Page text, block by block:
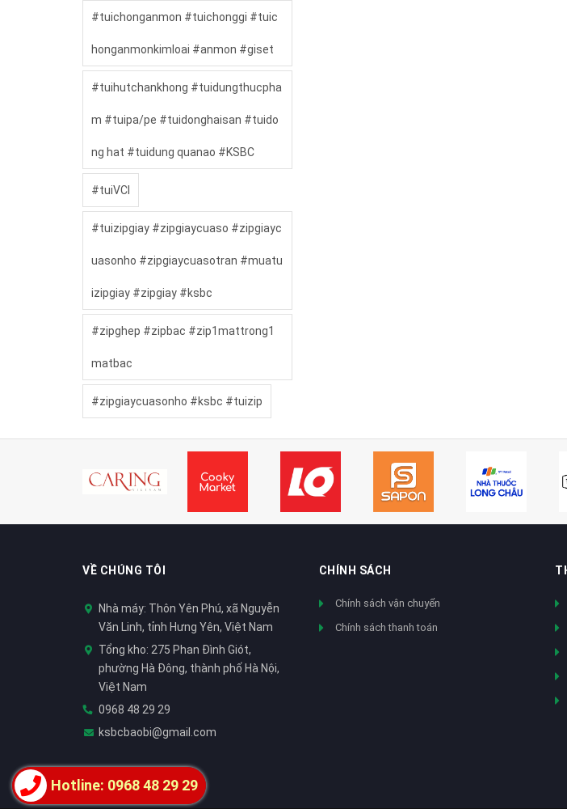
#tuichonganmon #tuichonggi #tuic
honganmonkimloai #anmon #giset
#tuihutchankhong #tuidungthucpha
m #tuipa/pe #tuidonghaisan #tuido
ng hat #tuidung quanao #KSBC
#tuiVCI
#tuizipgiay #zipgiaycuaso #zipgiayc
uasonho #zipgiaycuasotran #muatu
izipgiay #zipgiay #ksbc
#zipghep #zipbac #zip1mattrong1
matbac
#zipgiaycuasonho #ksbc #tuizip
VỀ CHÚNG TÔI
Nhà máy: Thôn Yên Phú, xã Nguyễn
Văn Linh, tỉnh Hưng Yên, Việt Nam
Tổng kho: 275 Phan Đình Giót,
phường Hà Đông, thành phố Hà Nội,
Việt Nam
0968 48 29 29
ksbcbaobi@gmail.com
CHÍNH SÁCH
Chính sách vận chuyển
Chính sách thanh toán
Hotline: 0968 48 29 29